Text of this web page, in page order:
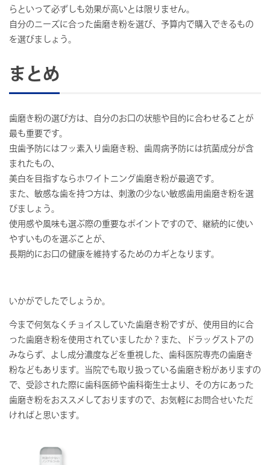
らといって必ずしも効果が高いとは限りません。
自分のニーズに合った歯磨き粉を選び、予算内で購入できるもの
を選びましょう。
まとめ
歯磨き粉の選び方は、自分のお口の状態や目的に合わせることが
最も重要です。
虫歯予防にはフッ素入り歯磨き粉、歯周病予防には抗菌成分が含
まれたもの、
美白を目指すならホワイトニング歯磨き粉が最適です。
また、敏感な歯を持つ方は、刺激の少ない敏感歯用歯磨き粉を選
びましょう。
使用感や風味も選ぶ際の重要なポイントですので、継続的に使い
やすいものを選ぶことが、
長期的にお口の健康を維持するためのカギとなります。
いかがでしたでしょうか。
今まで何気なくチョイスしていた歯磨き粉ですが、使用目的に合
った歯磨き粉を使用されていましたか？また、ドラッグストアの
みならず、よし成分濃度などを重視した、歯科医院専売の歯磨き
粉などもあります。当院でも取り扱っている歯磨き粉がありますの
で、受診された際に歯科医師や歯科衛生士より、その方にあった
歯磨き粉をおススメしておりますので、お気軽にお問合せいただ
ければと思います。